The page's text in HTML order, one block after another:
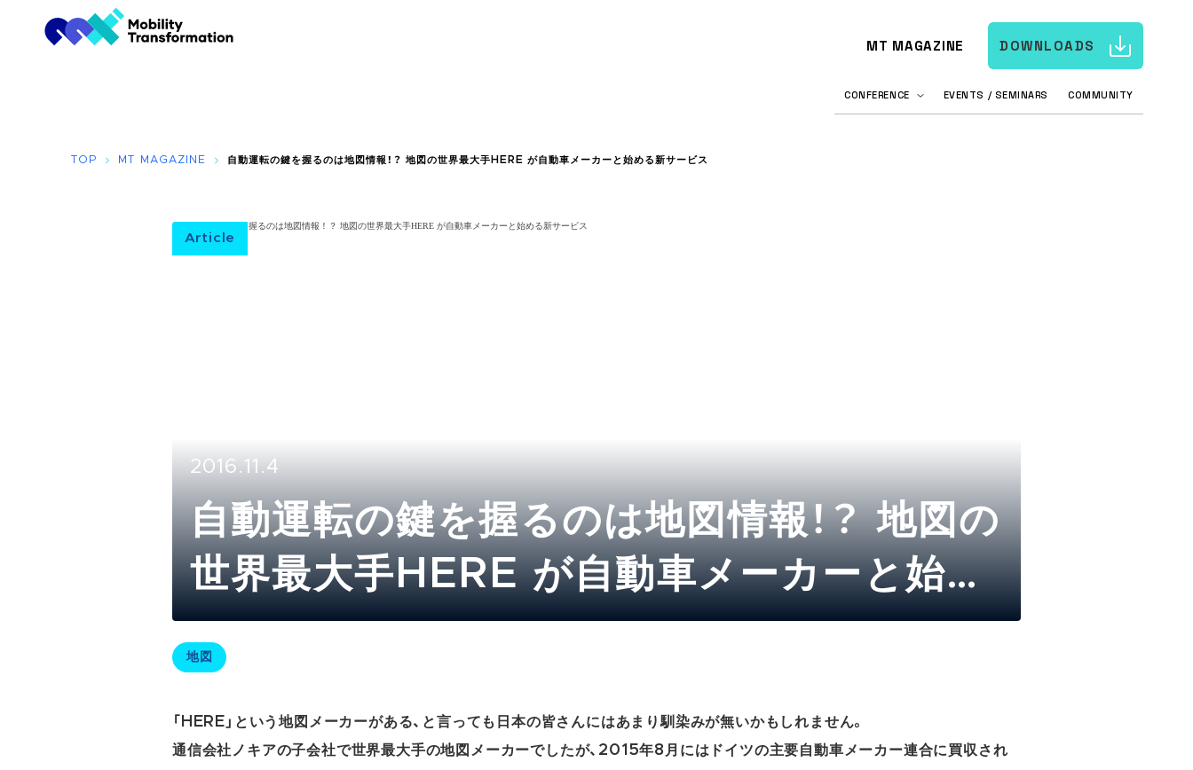
DOWNLOADS
MT MAGAZINE
CONFERENCE EVENTS / SEMINARS COMMUNITY
TOP MT MAGAZINE 自動運転の鍵を握るのは地図情報！？ 地図の世界最大手HERE が自動車メーカーと始める新サービス
Article
2016.11.4
自動運転の鍵を握るのは地図情報！？ 地図の
世界最大手HERE が自動車メーカーと始め
る新サービス
地図
「HERE」という地図メーカーがある、と言っても日本の皆さんにはあまり馴染みが無いかもしれません。
通信会社ノキアの子会社で世界最大手の地図メーカーでしたが、2015年8月にはドイツの主要自動車メーカー連合に買収され